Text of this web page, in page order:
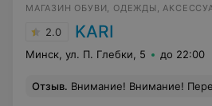
МАГАЗИН ОБУВИ, ОДЕЖДЫ,
2.0 KARI
Минск, ул. П. Глебки, 5 до 22:00
Отзыв. Внимание! Внимание! Перед тем как купить в Кари обувь будте внимательны. Осмотрите её со всех сторон, так как она может